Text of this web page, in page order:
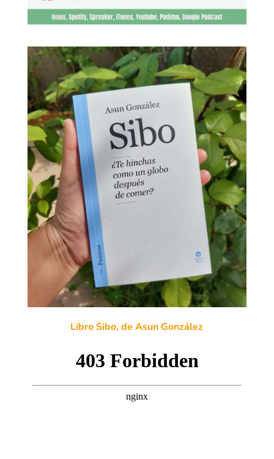
Libro Sibo, de Asun González